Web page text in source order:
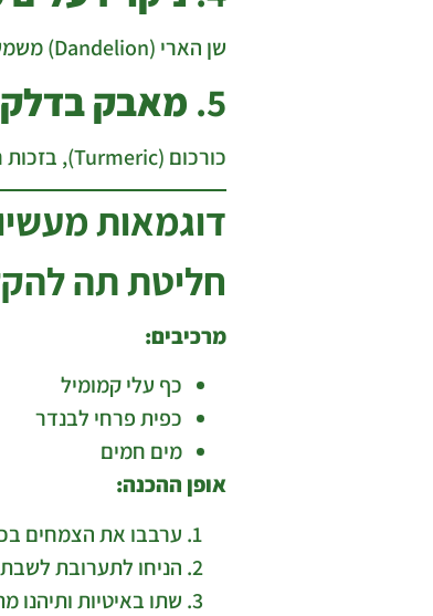
שן הארי (Dandelion) משמש לניקוי כבד וכליות, ומסייע בשיפור תפקוד מערכות אלו.
5. מאבק
כורכום (Turmeric), בזכות רכיבו הפעיל כורכומין, ידוע ביכולתו להפחית דלקות ולשפר את הבריאות הכללית.
דוגמאות
חליטת תה
מרכיבים:
כף עלי קמומיל
כפית פרחי לבנדר
מים חמים
אופן ההכנה:
ערבבו את הצמחים
הניחו לתערובת לשבת כ-5 דקות
שתו באיטיות ותיהנו